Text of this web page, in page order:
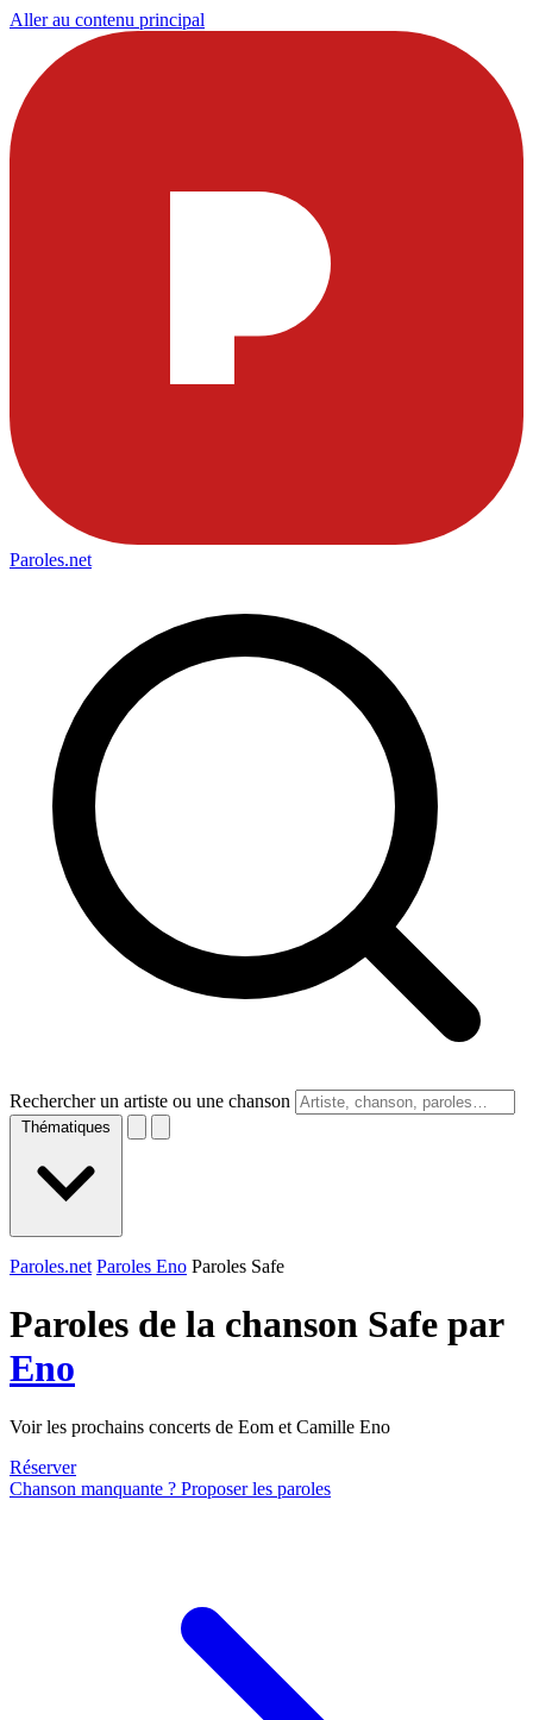
Aller au contenu principal
Paroles.net
Rechercher un artiste ou une chanson
Thématiques
Paroles.net Paroles Eno Paroles Safe
Paroles de la chanson Safe par
Eno
Voir les prochains concerts de Eom et Camille Eno
Réserver
Chanson manquante ? Proposer les paroles